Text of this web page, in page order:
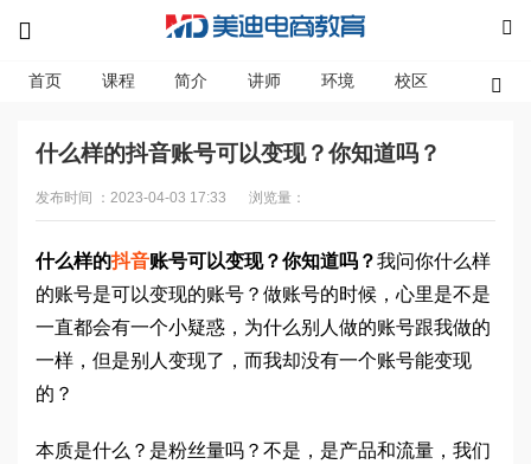
首页 课程 简介 讲师 环境 校区 资讯
什么样的抖音账号可以变现？你知道吗？
发布时间 ：2023-04-03 17:33 浏览量：
什么样的抖音账号可以变现？你知道吗？我问你什么样
的账号是可以变现的账号？做账号的时候，心里是不是
一直都会有一个小疑惑，为什么别人做的账号跟我做的
一样，但是别人变现了，而我却没有一个账号能变现
的？
本质是什么？是粉丝量吗？不是，是产品和流量，我们